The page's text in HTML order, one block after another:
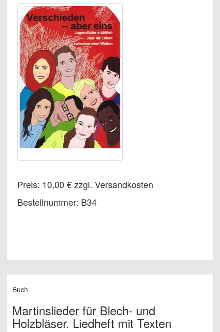
Preis: 10,00 € zzgl. Versandkosten
Bestellnummer: B34
Buch
Martinslieder für Blech- und
Holzbläser. Liedheft mit Texten